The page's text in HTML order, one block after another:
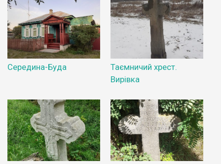
Середина-Буда
Таємничий хрест.
Вирівка